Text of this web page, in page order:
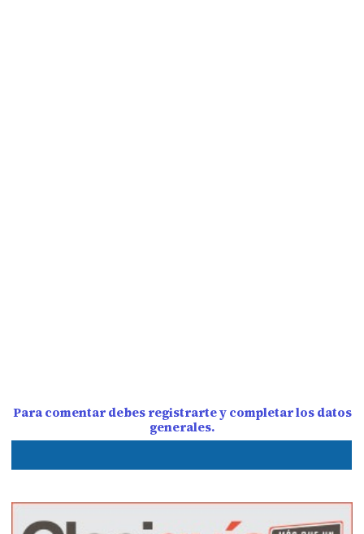
Para comentar debes registrarte y completar los datos
generales.